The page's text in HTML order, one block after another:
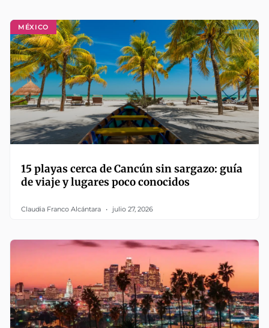
MÉXICO
15 playas cerca de Cancún sin sargazo: guía
de viaje y lugares poco conocidos
Claudia Franco Alcántara julio 27, 2026